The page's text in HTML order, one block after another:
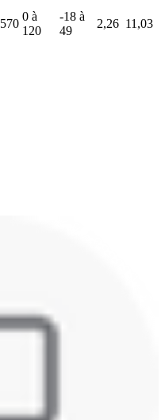
0 à
120
-18 à
49
2,26 11,03